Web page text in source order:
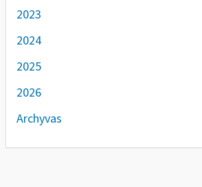
2023
2024
2025
2026
Archyvas